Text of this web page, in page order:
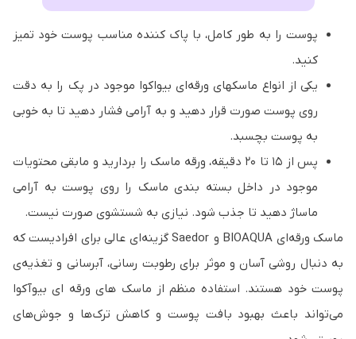
پوست را به طور کامل، با پاک کننده مناسب پوست خود تمیز
کنید.
یکی از انواع ماسکهای ورقه‌ای بیواکوا موجود در پک را به دقت
روی پوست صورت قرار دهید و به آرامی فشار دهید تا به خوبی
به پوست بچسبد.
پس از 15 تا 20 دقیقه، ورقه ماسک را بردارید و مابقی محتویات
موجود در داخل بسته بندی ماسک را روی پوست به آرامی
ماساژ دهید تا جذب شود. نیازی به شستشوی صورت نیست.
ماسک ورقه‌ای BIOAQUA و Saedor گزینه‌ای عالی برای افرادیست که
به دنبال روشی آسان و موثر برای رطوبت رسانی، آبرسانی و تغذیه‌ی
پوست خود هستند. استفاده منظم از ماسک های ورقه ای بیوآکوا
می‌تواند باعث بهبود بافت پوست و کاهش ترک‌ها و جوش‌های